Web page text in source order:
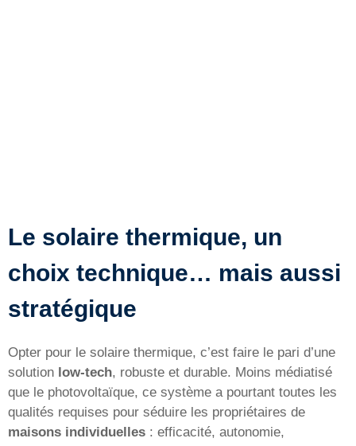
Le solaire thermique, un
choix technique… mais aussi
stratégique
Opter pour le solaire thermique, c’est faire le pari d’une
solution low-tech, robuste et durable. Moins médiatisé
que le photovoltaïque, ce système a pourtant toutes les
qualités requises pour séduire les propriétaires de
maisons individuelles : efficacité, autonomie,